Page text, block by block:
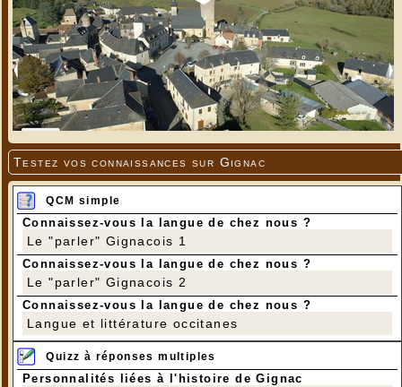
Testez vos connaissances sur Gignac
QCM simple
Connaissez-vous la langue de chez nous ?
Le "parler" Gignacois 1
Connaissez-vous la langue de chez nous ?
Le "parler" Gignacois 2
Connaissez-vous la langue de chez nous ?
Langue et littérature occitanes
Quizz à réponses multiples
Personnalités liées à l'histoire de Gignac